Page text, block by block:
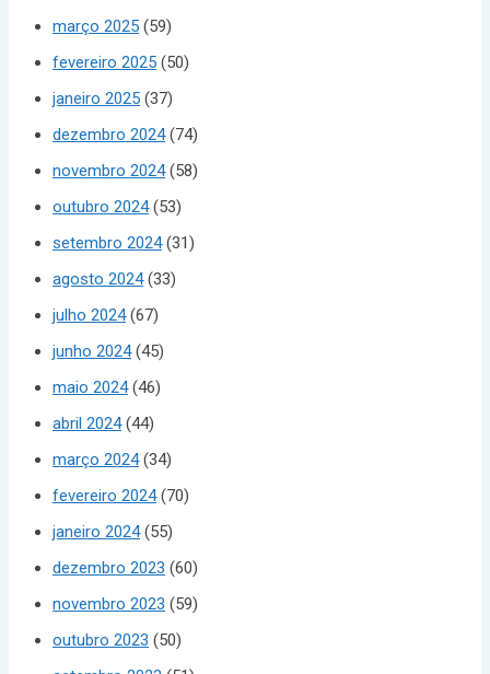
março 2025 (59)
fevereiro 2025 (50)
janeiro 2025 (37)
dezembro 2024(74)
novembro 2024(58)
outubro 2024(53)
setembro 2024(31)
agosto 2024(33)
julho 2024(67)
junho 2024(45)
maio 2024(46)
abril 2024(44)
março 2024(34)
fevereiro 2024(70)
janeiro 2024(55)
dezembro 2023 (60)
novembro 2023 (59)
outubro 2023 (50)